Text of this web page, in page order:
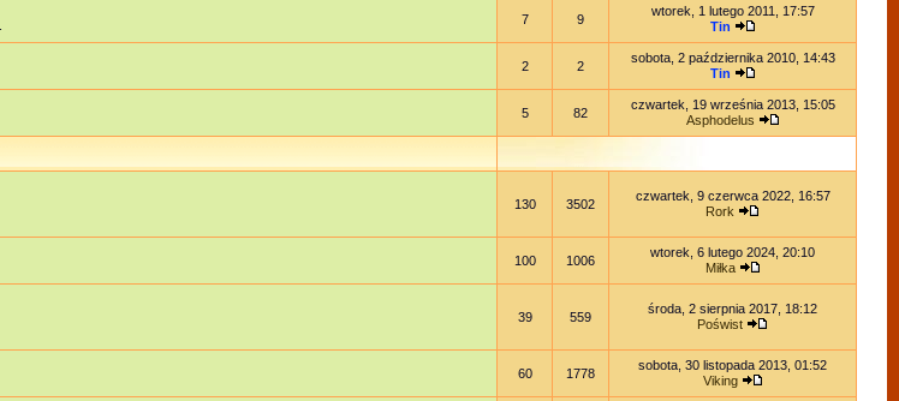
7 9
wtorek, 1 lutego 2011, 17:57
Tin
2 2
sobota, 2 października 2010, 14:43
Tin
5 82
czwartek, 19 września 2013, 15:05
Asphodelus
130 3502
czwartek, 9 czerwca 2022, 16:57
Rork
100 1006
wtorek, 6 lutego 2024, 20:10
Miłka
39 559
środa, 2 sierpnia 2017, 18:12
Poświst
60 1778
sobota, 30 listopada 2013, 01:52
Viking